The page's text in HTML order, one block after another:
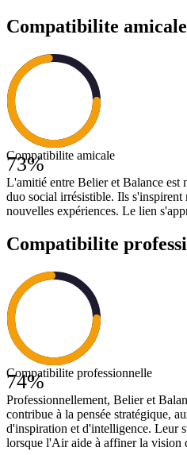
Compatibilite amicale
73%
Compatibilite amicale
L'amitié entre Belier et Balance est
duo social irrésistible. Ils s'inspirent
nouvelles expériences. Le lien
Compatibilite
74%
Compatibilite professionnelle
Professionnellement, Belier et
contribue à la pensée stratégique,
d'inspiration et d'intelligence. Leur
lorsque l'Air aide à affiner la vision